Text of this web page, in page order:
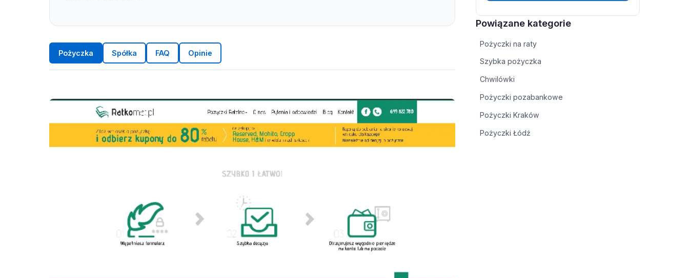
Pożyczka Spółka FAQ Opinie
Powiązane kategorie
Pożyczki na raty
Szybka pożyczka
Chwilówki
Pożyczki pozabankowe
Pożyczki Kraków
Pożyczki Łódź